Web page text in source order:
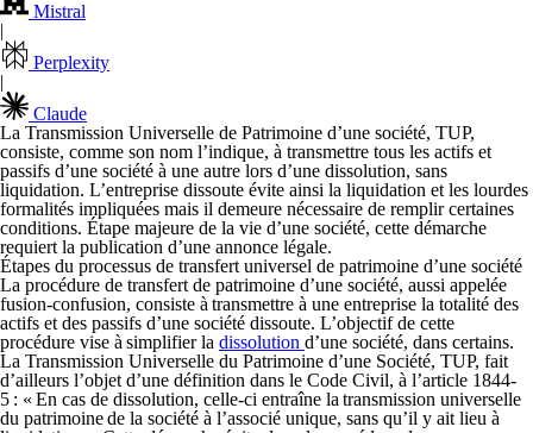
Mistral
|
Perplexity
|
Claude
La Transmission Universelle de Patrimoine d’une société, TUP,
consiste, comme son nom l’indique, à transmettre tous les actifs et
passifs d’une société à une autre lors d’une dissolution, sans
liquidation. L’entreprise dissoute évite ainsi la liquidation et les lourdes
formalités impliquées mais il demeure nécessaire de remplir certaines
conditions. Étape majeure de la vie d’une société, cette démarche
requiert la publication d’une annonce légale.
Étapes du processus de transfert universel de patrimoine d’une société
La procédure de transfert de patrimoine d’une société, aussi appelée
fusion-confusion, consiste à transmettre à une entreprise la totalité des
actifs et des passifs d’une société dissoute. L’objectif de cette
procédure vise à simplifier la dissolution d’une société, dans certains.
La Transmission Universelle du Patrimoine d’une Société, TUP, fait
d’ailleurs l’objet d’une définition dans le Code Civil, à l’article 1844-
5 : « En cas de dissolution, celle-ci entraîne la transmission universelle
du patrimoine de la société à l’associé unique, sans qu’il y ait lieu à